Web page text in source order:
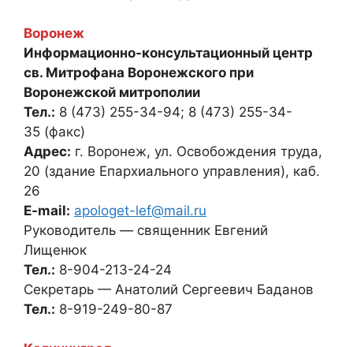
Воронеж
Информационно-консультационный центр
св. Митрофана Воронежского при
Воронежской митрополии
Тел.: 8 (473) 255-34-94; 8 (473) 255-34-
35 (факс)
Адрес: г. Воронеж, ул. Освобождения труда,
20 (здание Епархиального управления), каб.
26
E-mail: apologet-lef@mail.ru
Руководитель — священник Евгений
Лищенюк
Тел.: 8-904-213-24-24
Секретарь — Анатолий Сергеевич Баданов
Тел.: 8-919-249-80-87